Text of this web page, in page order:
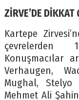
ZİRVE’DE
Kartepe
çevrelerden
Konuşmacılar
Verhaugen,
Mughal, Stelyo
Mehmet Ali